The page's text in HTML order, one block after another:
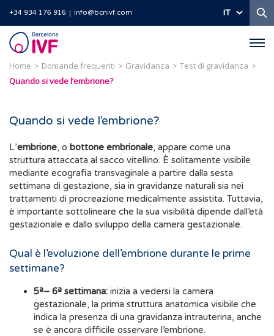
+34 934 176 916 info@bcnivf.com IT
Barcelona
IVF
Home Domande frequenti Gravidanza
Test di gravidanza
Quando si vede l’embrione?
Quando si vede l’embrione?
L’embrione, o bottone embrionale, appare come una
struttura attaccata al sacco vitellino. È solitamente visibile
mediante ecografia transvaginale a partire dalla sesta
settimana di gestazione, sia in gravidanze naturali sia nei
trattamenti di procreazione medicalmente assistita. Tuttavia,
è importante sottolineare che la sua visibilità dipende dall’età
gestazionale e dallo sviluppo della camera gestazionale.
Qual è l’evoluzione dell’embrione durante le prime
settimane?
5ª– 6ª settimana: inizia a vedersi la camera
gestazionale, la prima struttura anatomica visibile che
indica la presenza di una gravidanza intrauterina, anche
se è ancora difficile osservare l’embrione.